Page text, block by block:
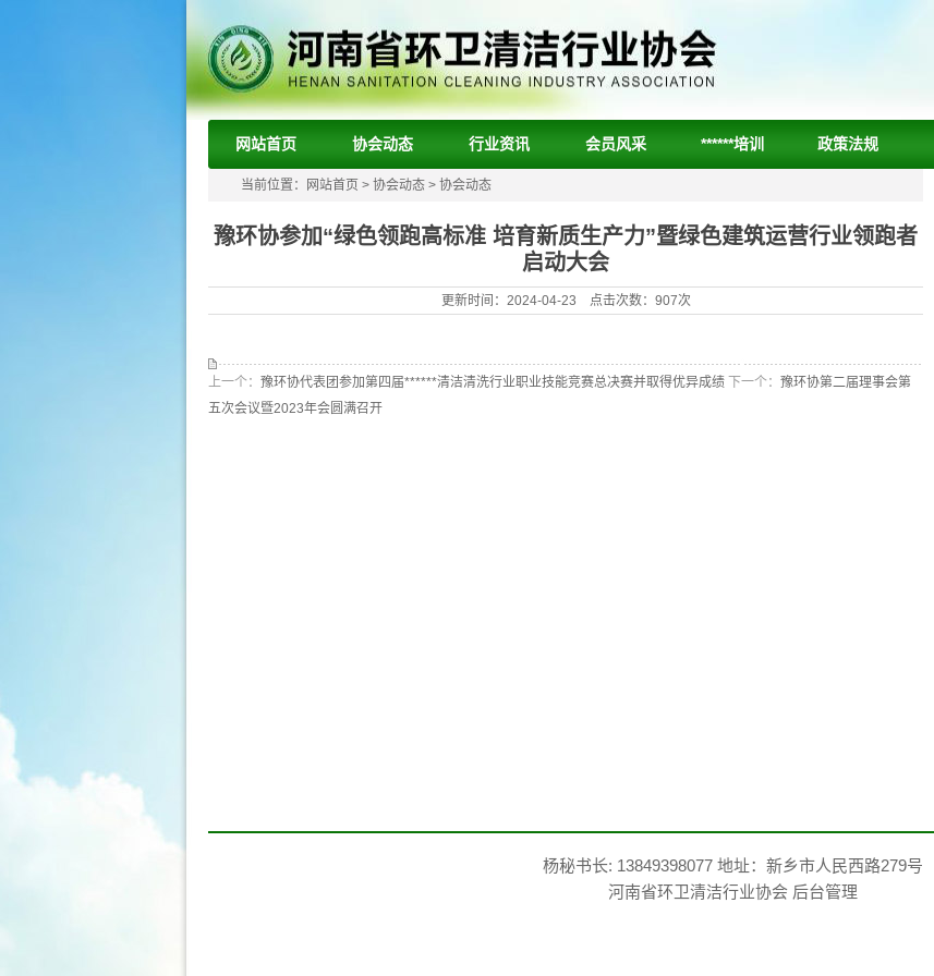
网站首页 协会动态 行业资讯 会员风采 ******培训 政策法规
当前位置： 网站首页 > 协会动态 > 协会动态
豫环协参加“绿色领跑高标准 培育新质生产力”暨绿色建筑运营行业领跑者
启动大会
更新时间：2024-04-23 点击次数：907次
上一个： 豫环协代表团参加第四届******清洁清洗行业职业技能竞赛总决赛并取得优异成绩 下一个： 豫环协第二届理事会第
五次会议暨2023年会圆满召开
杨秘书长: 13849398077 地址：新乡市人民西路279号
河南省环卫清洁行业协会 后台管理